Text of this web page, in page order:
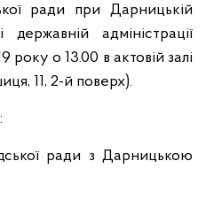
ради при Дарницькій
адміністрації
року о 13.00 в актовій залі
11, 2-й поверх).
ради з Дарницькою